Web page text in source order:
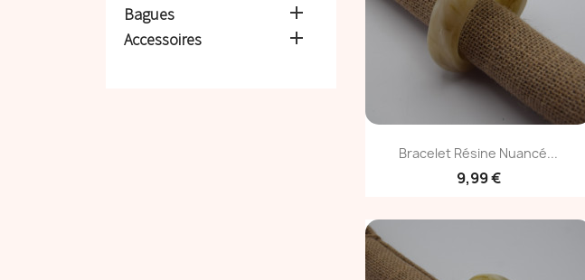
Bagues 
Accessoires 
 Aperçu rapide
Bracelet Résine Nuancé...
9,99 €